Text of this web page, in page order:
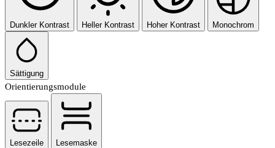
Dunkler Kontrast Heller Kontrast Hoher Kontrast Monochrom
Sättigung
Orientierungsmodule
Lesezeile
Lesemaske